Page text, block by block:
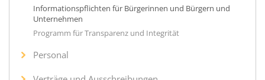
Informationspflichten für Bürgerinnen und Bürgern und
Unternehmen
Programm für Transparenz und Integrität
Personal